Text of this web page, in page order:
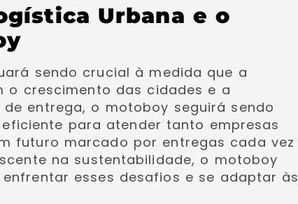
Urbana e o
sendo crucial à medida que a
o crescimento das cidades e a
entrega, o motoboy seguirá sendo
para atender tanto empresas
futuro marcado por entregas cada vez
na sustentabilidade, o motoboy
esses desafios e se adaptar às